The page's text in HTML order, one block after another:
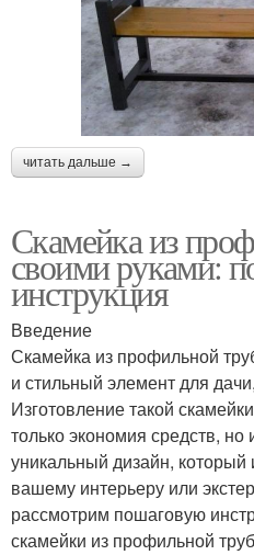
читать дальше →
Скамейка из
своими руками:
инструкция
Введение
Скамейка из профильной
и стильный элемент для
Изготовление такой
только экономия средств, но
уникальный дизайн, который
вашему интерьеру или
рассмотрим пошаговую
скамейки из профильной